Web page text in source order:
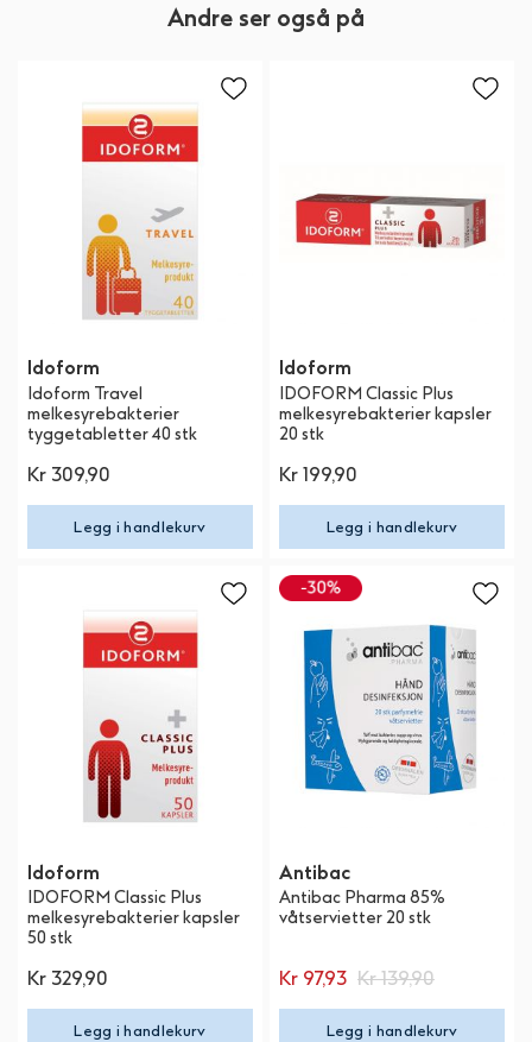
Andre ser også på
Idoform
Idoform Travel
melkesyrebakterier
tyggetabletter 40 stk
Kr 309,90
Legg i handlekurv
Idoform
IDOFORM Classic Plus
melkesyrebakterier kapsler
20 stk
Kr 199,90
Legg i handlekurv
Idoform
IDOFORM Classic Plus
melkesyrebakterier kapsler
50 stk
Kr 329,90
Legg i handlekurv
Antibac
Antibac Pharma 85%
våtservietter 20 stk
Kr 97,93 Kr 139,90
Legg i handlekurv